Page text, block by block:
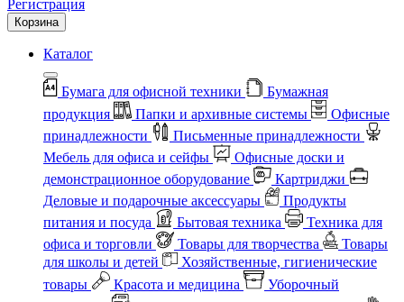
Регистрация
Корзина
Каталог
Бумага для офисной техники
Бумажная
продукция
Папки и архивные системы
Офисные
принадлежности
Письменные принадлежности
Мебель для офиса и сейфы
Офисные доски и
демонстрационное оборудование
Картриджи
Деловые и подарочные аксессуары
Продукты
питания и посуда
Бытовая техника
Техника для
офиса и торговли
Товары для творчества
Товары
для школы и детей
Хозяйственные, гигиенические
товары
Красота и медицина
Уборочный